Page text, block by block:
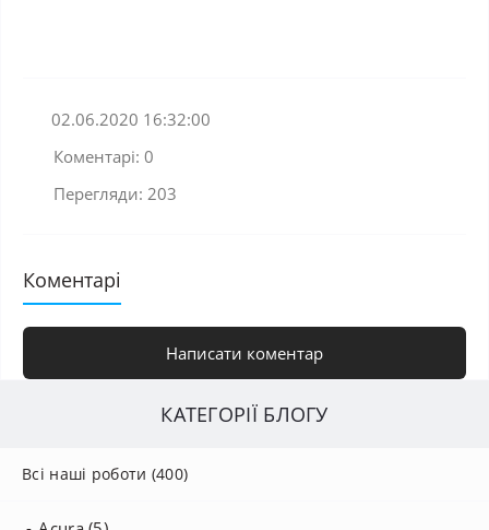
02.06.2020 16:32:00
Коментарі: 0
Перегляди: 203
Коментарі
Написати коментар
КАТЕГОРІЇ БЛОГУ
Всі наші роботи (400)